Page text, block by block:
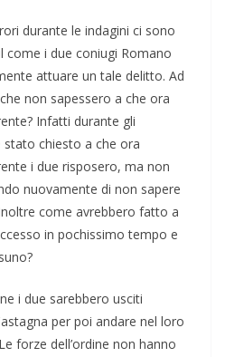
durante le indagini ci sono
come i due coniugi Romano
attuare un tale delitto. Ad
non sapessero a che ora
Infatti durante gli
chiesto a che ora
i due risposero, ma non
nuovamente di non sapere
come avrebbero fatto a
in pochissimo tempo e
i due sarebbero usciti
per poi andare nel loro
forze dell’ordine non hanno